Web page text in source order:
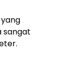
sangat